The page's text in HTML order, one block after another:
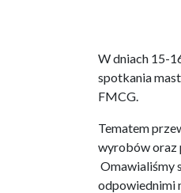
W dniach 15-
spotkania
FMCG.
Tematem
wyrobów oraz
Omawialiśmy
odpowiednimi